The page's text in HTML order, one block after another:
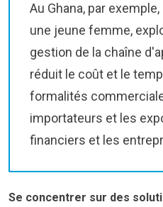
Au Ghana, par
une jeune femme,
gestion de la chaîne
réduit le coût et le
formalités
importateurs et les
financiers et les
Se concentrer sur des